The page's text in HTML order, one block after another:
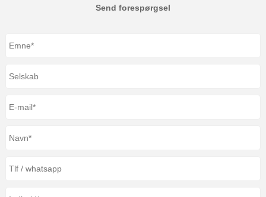
Send forespørgsel